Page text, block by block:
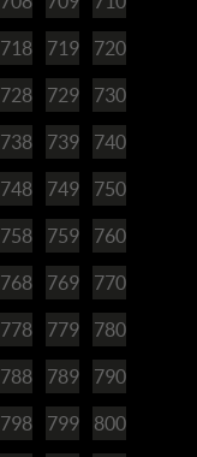
718 719 720
728 729 730
738 739 740
748 749 750
758 759 760
768 769 770
778 779 780
788 789 790
798 799 800